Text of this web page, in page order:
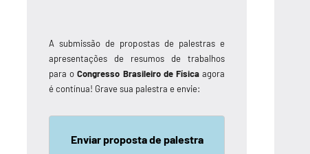
A submissão de propostas de palestras e
apresentações de resumos de trabalhos
para oCongresso Brasileiro de Físicaagora
é contínua! Grave sua palestra e envie:
Enviar proposta de palestra